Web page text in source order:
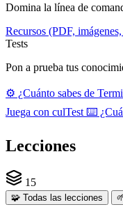
Domina la línea de
Recursos (PDF,
Tests
Pon a prueba tus
⚙️ ¿Cuánto sabes de
Juega con culTest ⌨️
Lecciones
15
🧩 Todas las lecciones